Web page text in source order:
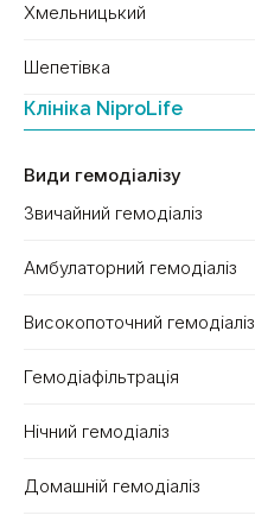
Хмельницький
Шепетівка
Клініка NiproLife
Види гемодіалізу
Звичайний гемодіаліз
Амбулаторний гемодіаліз
Високопоточний гемодіаліз
Гемодіафільтрація
Нічний гемодіаліз
Домашній гемодіаліз